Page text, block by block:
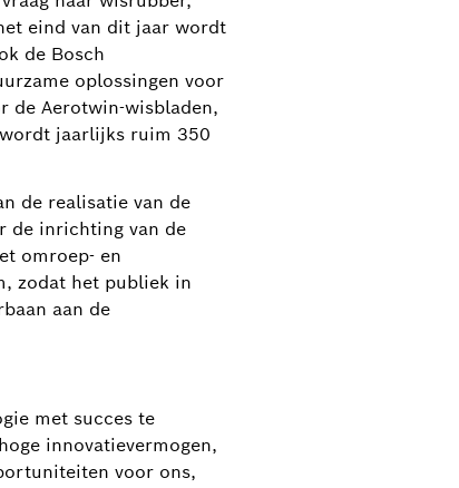
eind van dit jaar wordt
de Bosch
oplossingen voor
de Aerotwin-wisbladen,
jaarlijks ruim 350
de realisatie van de
de inrichting van de
omroep- en
zodat het publiek in
aan de
met succes te
innovatievermogen,
voor ons,